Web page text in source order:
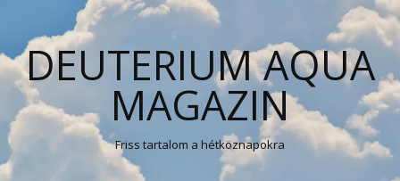
DEUTERIUM AQUA
MAGAZIN
Friss tartalom a hétköznapokra